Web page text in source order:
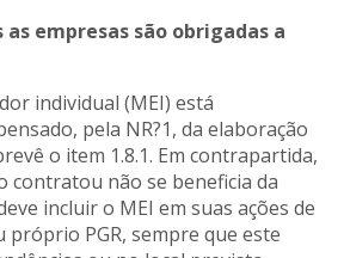
empresas são obrigadas a
individual (MEI) está
pela NR?1, da elaboração
o item 1.8.1. Em contrapartida,
contratou não se beneficia da
incluir o MEI em suas ações de
próprio PGR, sempre que este